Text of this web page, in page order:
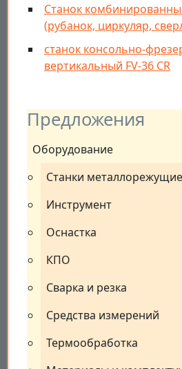
Предложения
Оборудование
Станки металлорежущие
Инструмент
Оснастка
КПО
Сварка и резка
Средства измерений
Термообработка
Станок
(рубанок, циркуляр,
станок консольно-
вертикальный FV-36 CR